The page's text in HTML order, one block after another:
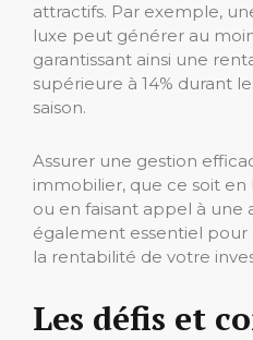
attractifs. Par exemple,
luxe peut générer au
garantissant ainsi une
supérieure à 14% durant
saison.
Assurer une gestion
immobilier, que ce soit
ou en faisant appel à une
également essentiel
la rentabilité de votre
Les défis et